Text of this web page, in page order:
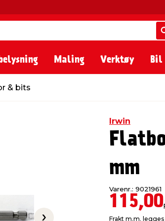
Maling Verktøy
& bits
Irwin
mm
Varenr.: 9021961
115,00
Frakt m.m. legges